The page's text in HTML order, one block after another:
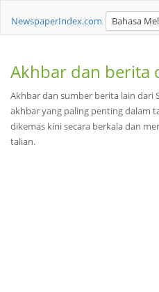
NewspaperIndex.com Bahasa
Akhbar dan berita
Akhbar dan sumber berita lain dari
akhbar yang paling penting dalam
dikemas kini secara berkala dan
talian.